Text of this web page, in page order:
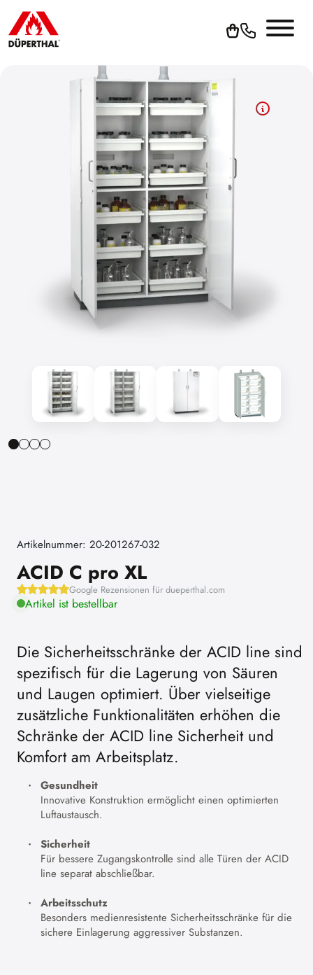
Artikelnummer: 20-201267-032
ACID C pro XL
Google Rezensionen für dueperthal.com
Artikel ist bestellbar
Die Sicherheitsschränke der ACID line sind
spezifisch für die Lagerung von Säuren
und Laugen optimiert. Über vielseitige
zusätzliche Funktionalitäten erhöhen die
Schränke der ACID line Sicherheit und
Komfort am Arbeitsplatz.
Gesundheit
Innovative Konstruktion ermöglicht einen optimierten
Luftaustausch.
Sicherheit
Für bessere Zugangskontrolle sind alle Türen der ACID
line separat abschließbar.
Arbeitsschutz
Besonders medienresistente Sicherheitsschränke für die
sichere Einlagerung aggressiver Substanzen.